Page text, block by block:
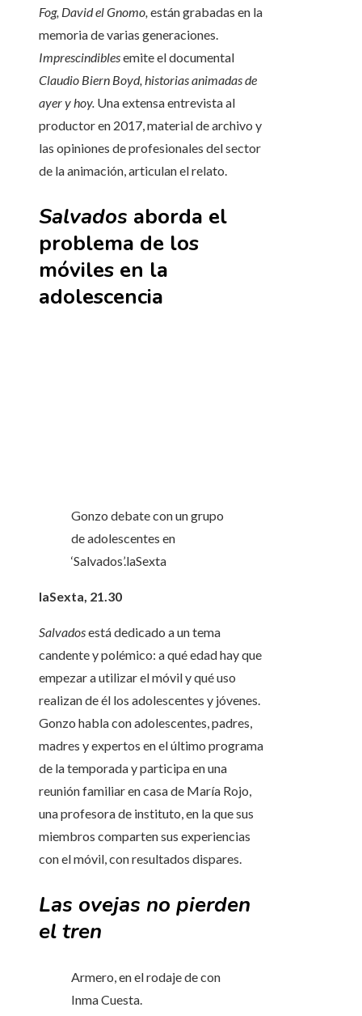
Fog, David el Gnomo, están grabadas en la
memoria de varias generaciones.
Imprescindiblesemite el documental
Claudio Biern Boyd, historias animadas de
ayer y hoy. Una extensa entrevista al
productor en 2017, material de archivo y
las opiniones de profesionales del sector
de la animación, articulan el relato.
Salvados aborda el
problema de los
móviles en la
adolescencia
Gonzo debate con un grupo
de adolescentes en
‘Salvados’.laSexta
laSexta, 21.30
Salvadosestá dedicado a un tema
candente y polémico: a qué edad hay que
empezar a utilizar el móvil y qué uso
realizan de él los adolescentes y jóvenes.
Gonzo habla con adolescentes, padres,
madres y expertos en el último programa
de la temporada y participa en una
reunión familiar en casa de María Rojo,
una profesora de instituto, en la que sus
miembros comparten sus experiencias
con el móvil, con resultados dispares.
Las ovejas no pierden
el tren
Armero, en el rodaje de con
Inma Cuesta.